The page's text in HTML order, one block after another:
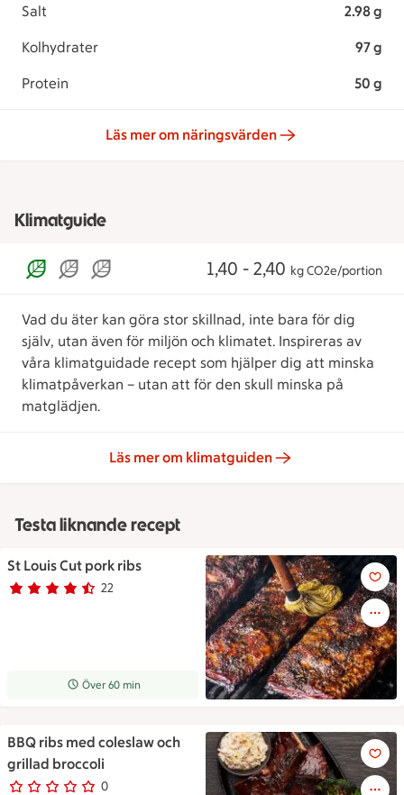
Salt 2.98 g
Kolhydrater 97 g
Protein 50 g
Läs mer om näringsvärden
Klimatguide
1,40 - 2,40 kg CO2e/portion
Vad du äter kan göra stor skillnad, inte bara för dig
själv, utan även för miljön och klimatet. Inspireras av
våra klimatguidade recept som hjälper dig att minska
klimatpåverkan – utan att för den skull minska på
matglädjen.
Läs mer om klimatguiden
Testa liknande recept
St Louis Cut pork ribs
Betyg 4.2 av 5. 22
22 personer har röstat
Receptet tar Över 60 min att tillaga
Över 60 min
St Louis Cut pork ribs
BBQ ribs med coleslaw och
grillad broccoli
0
0 personer har röstat
Ett ovalt fat med